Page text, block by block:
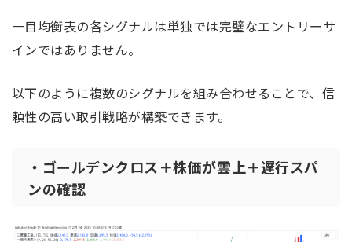
一目均衡表の各シグナルは単独では完璧なエントリーサ
インではありません。
以下のように複数のシグナルを組み合わせることで、信
頼性の高い取引戦略が構築できます。
・ゴールデンクロス＋株価が雲上＋遅行スパ
ンの確認